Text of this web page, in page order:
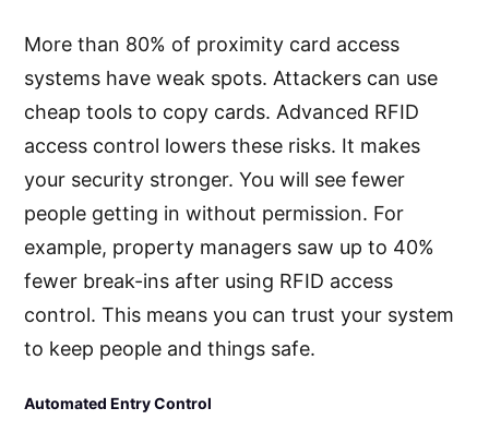
More than 80% of proximity card access
systems have weak spots. Attackers can use
cheap tools to copy cards. Advanced RFID
access control lowers these risks. It makes
your security stronger. You will see fewer
people getting in without permission. For
example, property managers saw up to 40%
fewer break-ins after using RFID access
control. This means you can trust your system
to keep people and things safe.
Automated Entry Control